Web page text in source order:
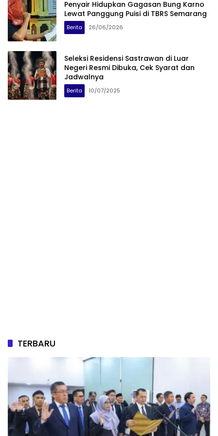
Penyair Hidupkan Gagasan Bung Karno
Lewat Panggung Puisi di TBRS Semarang
Berita 26/06/2026
Seleksi Residensi Sastrawan di Luar
Negeri Resmi Dibuka, Cek Syarat dan
Jadwalnya
Berita 10/07/2025
TERBARU